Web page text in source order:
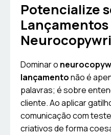
Potencialize
Dominar o
lançamentonão é
palavras; é sobre
cliente. Ao aplicar
comunicação com
criativos de forma